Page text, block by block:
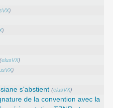
)
)
(elusVX)
)
s’abstient (elusVX)
de la convention avec la